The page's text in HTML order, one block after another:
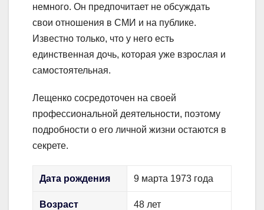
немного. Он предпочитает не обсуждать
свои отношения в СМИ и на публике.
Известно только, что у него есть
единственная дочь, которая уже взрослая и
самостоятельная.
Лещенко сосредоточен на своей
профессиональной деятельности, поэтому
подробности о его личной жизни остаются в
секрете.
Дата рождения 9 марта 1973 года
Возраст 48 лет